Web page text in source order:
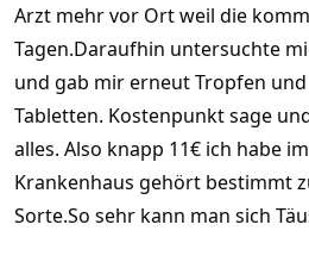
Arzt mehr vor Ort weil die
Tagen.Daraufhin untersuchte
und gab mir erneut Tropfen
Tabletten. Kostenpunkt sage
alles. Also knapp 11€ ich habe
Krankenhaus gehört bestimmt
Sorte.So sehr kann man sich